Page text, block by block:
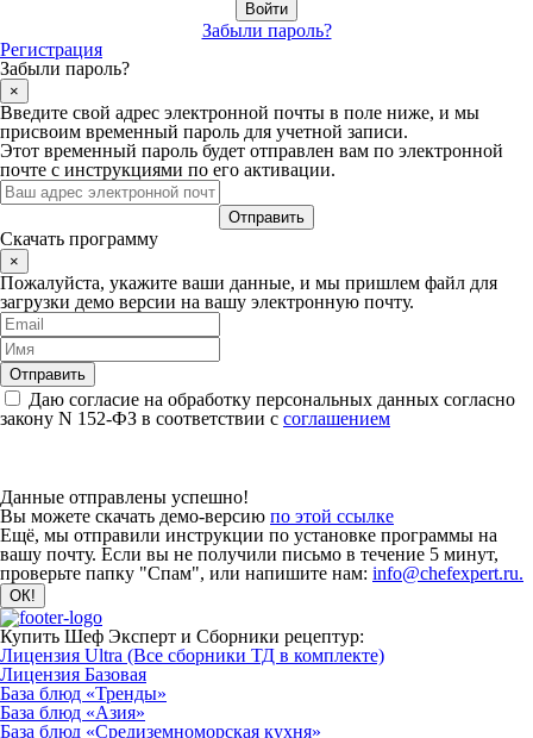
Забыли пароль?
Регистрация
Забыли пароль?
×
Введите свой адрес электронной почты в поле ниже, и мы
присвоим временный пароль для учетной записи.
Этот временный пароль будет отправлен вам по электронной
почте с инструкциями по его активации.
Скачать программу
×
Пожалуйста, укажите ваши данные, и мы пришлем файл для
загрузки демо версии на вашу электронную почту.
Даю согласие на обработку персональных данных согласно
закону N 152-ФЗ в соответствии с соглашением
Данные отправлены успешно!
Вы можете скачать демо-версию по этой ссылке
Ещё, мы отправили инструкции по установке программы на
вашу почту. Если вы не получили письмо в течение 5 минут,
проверьте папку "Спам", или напишите нам: info@chefexpert.ru.
Купить Шеф Эксперт и Сборники рецептур:
Лицензия Ultra (Все сборники ТД в комплекте)
Лицензия Базовая
База блюд «Тренды»
База блюд «Азия»
База блюд «Средиземноморская кухня»